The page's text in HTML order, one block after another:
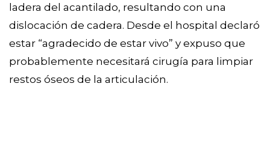
ladera del acantilado, resultando con una
dislocación de cadera. Desde el hospital declaró
estar “agradecido de estar vivo” y expuso que
probablemente necesitará cirugía para limpiar
restos óseos de la articulación.